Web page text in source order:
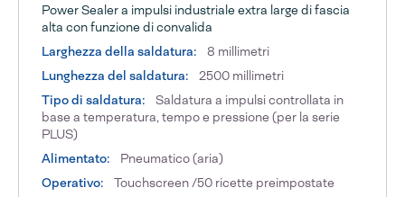
Power Sealer a impulsi industriale extra large di fascia
alta con funzione di convalida
Larghezza della saldatura:
8 millimetri
Lunghezza del saldatura:
2500 millimetri
Tipo di saldatura:
Saldatura a impulsi controllata in
base a temperatura, tempo e pressione (per la serie
PLUS)
Alimentato:
Pneumatico (aria)
Operativo:
Touchscreen /50 ricette preimpostate